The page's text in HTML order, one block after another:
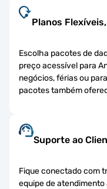
Planos
Escolha pacotes de
preço acessível para
negócios, férias ou
pacotes também
Suporte ao
Fique conectado com
equipe de